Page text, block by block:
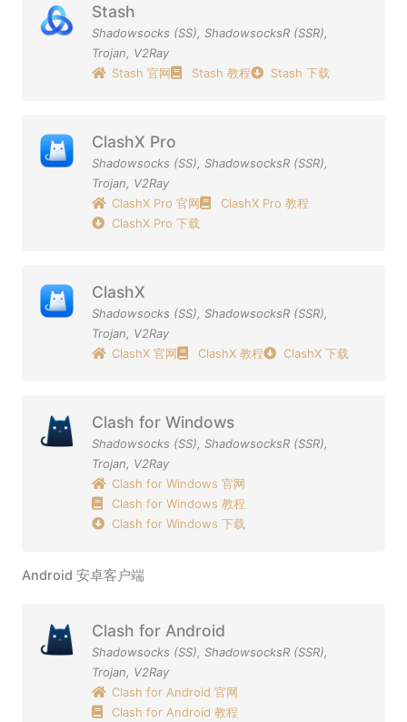
Stash
Shadowsocks (SS), ShadowsocksR (SSR),
Trojan, V2Ray
Stash 官网
Stash 教程 Stash 下载
ClashX Pro
Shadowsocks (SS), ShadowsocksR (SSR),
Trojan, V2Ray
ClashX Pro 官网
ClashX Pro 教程
ClashX Pro 下载
ClashX
Shadowsocks (SS), ShadowsocksR (SSR),
Trojan, V2Ray
ClashX 官网
ClashX 教程 ClashX 下载
Clash for Windows
Shadowsocks (SS), ShadowsocksR (SSR),
Trojan, V2Ray
Clash for Windows 官网
Clash for Windows 教程
Clash for Windows 下载
Android 安卓客户端
Clash for Android
Shadowsocks (SS), ShadowsocksR (SSR),
Trojan, V2Ray
Clash for Android 官网
Clash for Android 教程